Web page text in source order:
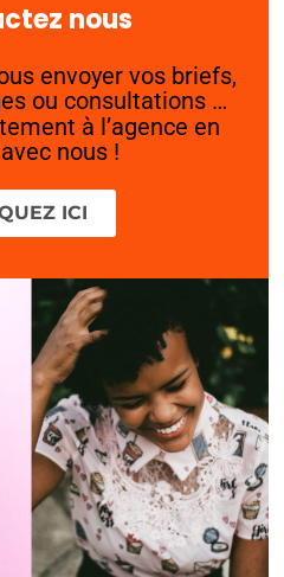
nous
envoyer vos briefs,
ou consultations …
à l’agence en
nous !
ICI